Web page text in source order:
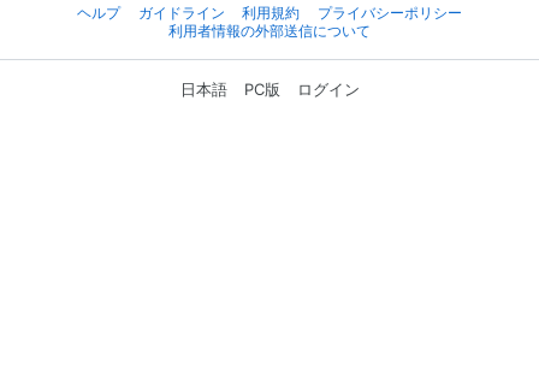
ヘルプ
ガイドライン 利用規約
プライバシーポリシー
利用者情報の外部送信について
日本語 PC版 ログイン